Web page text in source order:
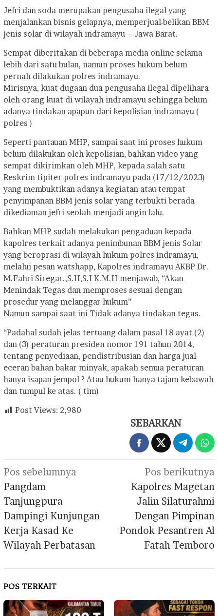
Jefri dan soda merupakan pengusaha ilegal yang
menjalankan bisnis gelapnya, memperjual-belikan BBM
jenis solar di wilayah indramayu – Jawa Barat.
Sempat diberitakan di beberapa media online selama
lebih dari satu bulan, namun proses hukum belum
pernah dilakukan polres indramayu.
Mirisnya, kuat dugaan dua pengusaha ilegal dipelihara
oleh orang kuat di wilayah indramayu sehingga belum
adanya tindakan apapun dari kepolisian indramayu (
polres )
Seperti pantauan MHP, sampai saat ini proses hukum
belum dilakukan oleh kepolisian, bahkan video yang
sempat dikirimkan oleh MHP, kepada salah satu
Reskrim tipiter polres indramayu pada (17/12/2023)
yang membuktikan adanya kegiatan atau tempat
penyimpanan BBM jenis solar yang terbukti berada
dikediaman jefri seolah menjadi angin lalu.
Bahkan MHP sudah melakukan pengaduan kepada
kapolres terkait adanya penimbunan BBM jenis Solar
yang beroprasi di wilayah hukum polres indramayu,
melalui pesan watshapp, Kapolres indramayu AKBP Dr.
M.Fahri Siregar.,S.H,S.I K.M.H menjawab, “Akan
Menindak Tegas dan memproses sesuai dengan
prosedur yang melanggar hukum”
Namun sampai saat ini Tidak adanya tindakan tegas.
“Padahal sudah jelas tertuang dalam pasal 18 ayat (2)
dan (3) peraturan presiden nomor 191 tahun 2014,
tentang penyediaan, pendistribusian dan harga jual
eceran bahan bakar minyak, apakah semua peraturan
hanya isapan jempol ? Atau hukum hanya tajam kebawah
dan tumpul ke atas. ( tim)
Post Views: 2,980
SEBARKAN
Navigasi
pos
Pos sebelumnya
Pangdam
Tanjungpura
Dampingi Kunjungan
Kerja Kasad Ke
Wilayah Perbatasan
Pos berikutnya
Kapolres Magetan
Jalin Silaturahmi
Dengan Pimpinan
Pondok Pesantren Al
Fatah Temboro
POS TERKAIT